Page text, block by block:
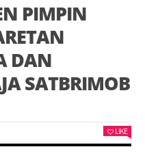
PIMPIN
DAN
SATBRIMOB
LIKE